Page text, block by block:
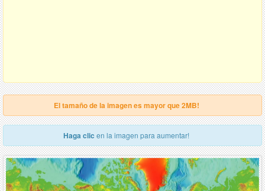
El tamaño de la imagen es mayor que 2MB!
Haga clic en la imagen para aumentar!